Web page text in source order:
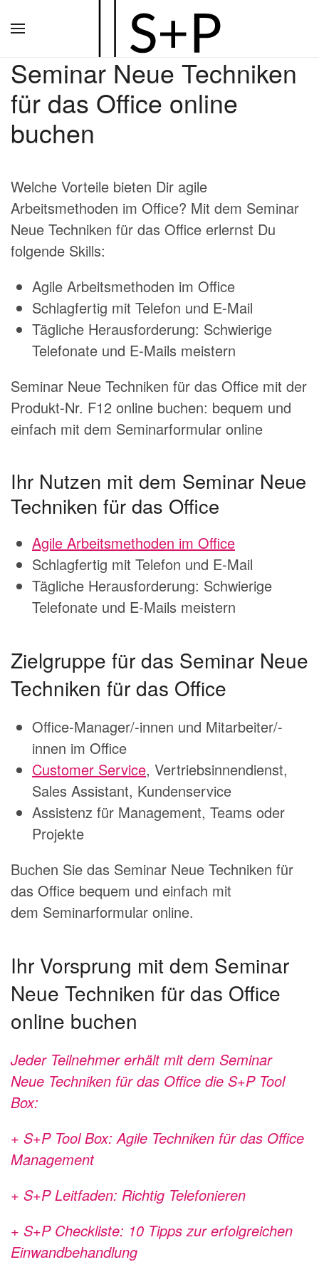
Hauptinhalt
springen
Seminar Neue Techniken
für das Office online
buchen
Welche Vorteile bieten Dir agile
Arbeitsmethoden im Office? Mit dem Seminar
Neue Techniken für das Office erlernst Du
folgende Skills:
Agile Arbeitsmethoden im Office
Schlagfertig mit Telefon und E-Mail
Tägliche Herausforderung: Schwierige
Telefonate und E-Mails meistern
Seminar Neue Techniken für das Office mit der
Produkt-Nr. F12 online buchen: bequem und
einfach mit dem Seminarformular online
Ihr Nutzen mit dem Seminar Neue
Techniken für das Office
Agile Arbeitsmethoden im Office
Schlagfertig mit Telefon und E-Mail
Tägliche Herausforderung: Schwierige
Telefonate und E-Mails meistern
Zielgruppe für das Seminar Neue
Techniken für das Office
Office-Manager/-innen und Mitarbeiter/-
innen im Office
Customer Service, Vertriebsinnendienst,
Sales Assistant, Kundenservice
Assistenz für Management, Teams oder
Projekte
Buchen Sie das Seminar Neue Techniken für
das Office bequem und einfach mit
dem Seminarformular online.
Ihr Vorsprung mit dem Seminar
Neue Techniken für das Office
online buchen
Jeder Teilnehmer erhält mit dem Seminar
Neue Techniken für das Office die S+P Tool
Box:
+ S+P Tool Box: Agile Techniken für das Office
Management
+ S+P Leitfaden: Richtig Telefonieren
+ S+P Checkliste: 10 Tipps zur erfolgreichen
Einwandbehandlung